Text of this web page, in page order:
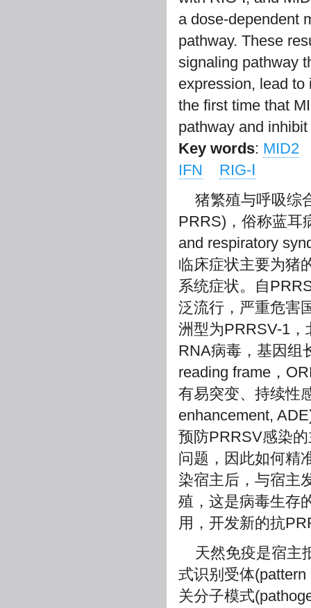
a dose-dependent
pathway. These
signaling pathway
expression, lead
the first time that
pathway and
Key words: MID2
IFN
RIG-Ⅰ
猪繁殖与呼吸综
PRRS)，俗称蓝耳
and respiratory
临床症状主要为猪
系统症状。自
泛流行，严重危害
洲型为PRRSV-1
RNA病毒，基因组
reading frame，
有易突变、持续性
enhancement,
预防PRRSV感染
问题，因此如何精
染宿主后，与宿主
殖，这是病毒生存
用，开发新的抗
天然免疫是宿主
式识别受体
关分子模式